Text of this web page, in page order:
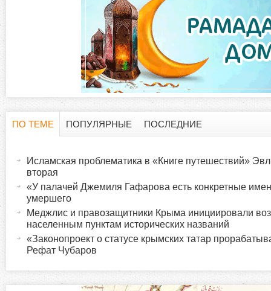
о
ПО ТЕМЕ
в
ПОПУЛЯРНЫЕ ПОСЛЕДНИЕ
Исламская проблематика в «Книге путешествий»
вторая
«У палачей Джемиля Гафарова есть конкретные
умершего
Меджлис и правозащитники Крыма инициировали
населенным пунктам исторических названий
«Законопроект о статусе крымских татар
Рефат Чубаров